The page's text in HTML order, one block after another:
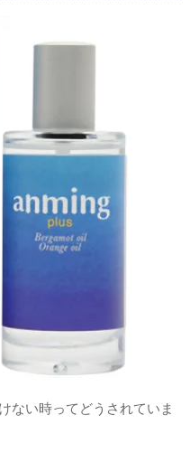
ない時ってどうされていま